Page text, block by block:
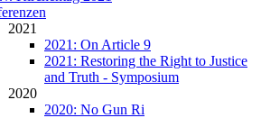
2021
2021: On Article 9
2021: Restoring the Right to Justice
and Truth - Symposium
2020
2020: No Gun Ri